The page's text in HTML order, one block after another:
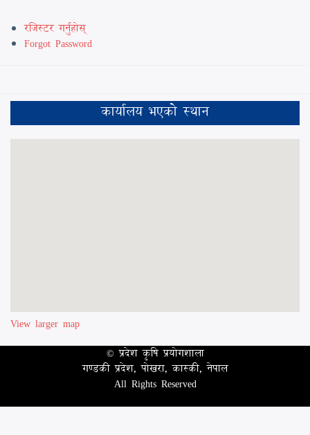
रजिस्टर गर्नुहोस्
Forgot Password
कार्यालय भएकाे स्थान
View larger map
© प्रदेश कृषि प्रयोगशाला
गण्डकी प्रदेश, पोखरा, कास्की, नेपाल
All Rights Reserved